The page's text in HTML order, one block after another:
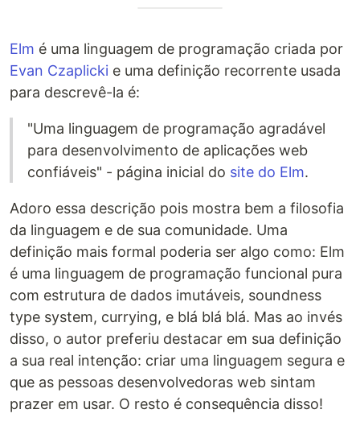
Elm é uma linguagem de programação criada por
Evan Czaplicki e uma definição recorrente usada
para descrevê-la é:
"Uma linguagem de programação agradável
para desenvolvimento de aplicações web
confiáveis" - página inicial do site do Elm.
Adoro essa descrição pois mostra bem a filosofia
da linguagem e de sua comunidade. Uma
definição mais formal poderia ser algo como: Elm
é uma linguagem de programação funcional pura
com estrutura de dados imutáveis, soundness
type system, currying, e blá blá blá. Mas ao invés
disso, o autor preferiu destacar em sua definição
a sua real intenção: criar uma linguagem segura e
que as pessoas desenvolvedoras web sintam
prazer em usar. O resto é consequência disso!